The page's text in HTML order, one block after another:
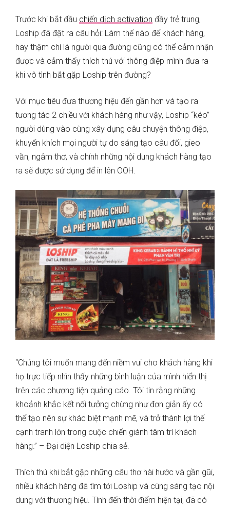
Trước khi bắt đầu chiến dịch activation đầy trẻ trung,
Loship đã đặt ra câu hỏi: Làm thế nào để khách hàng,
hay thậm chí là người qua đường cũng có thể cảm nhận
được và cảm thấy thích thú với thông điệp mình đưa ra
khi vô tình bắt gặp Loship trên đường?
Với mục tiêu đưa thương hiệu đến gần hơn và tạo ra
tương tác 2 chiều với khách hàng như vậy, Loship “kéo”
người dùng vào cùng xây dựng câu chuyện thông điệp,
khuyến khích mọi người tự do sáng tạo câu đối, gieo
vần, ngâm thơ, và chính những nội dung khách hàng tạo
ra sẽ được sử dụng để in lên OOH.
“Chúng tôi muốn mang đến niềm vui cho khách hàng khi
họ trực tiếp nhìn thấy những bình luận của mình hiển thị
trên các phương tiện quảng cáo. Tôi tin rằng những
khoảnh khắc kết nối tưởng chừng như đơn giản ấy có
thể tạo nên sự khác biệt mạnh mẽ, và trở thành lợi thế
cạnh tranh lớn trong cuộc chiến giành tâm trí khách
hàng.” – Đại diện Loship chia sẻ.
Thích thú khi bắt gặp những câu thơ hài hước và gần gũi,
nhiều khách hàng đã tìm tới Loship và cùng sáng tạo nội
dung với thương hiệu. Tính đến thời điểm hiện tại, đã có